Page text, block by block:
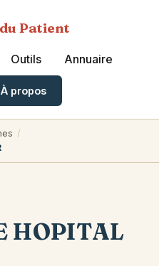
du Patient
Outils Annuaire
À propos
HOPITAL